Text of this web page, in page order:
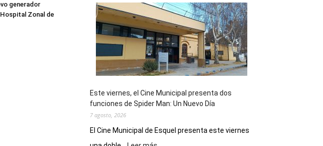
generador
Zonal de
su
potencial
como
destino
de
reuniones
y
deportivos
Este viernes, el Cine Municipal presenta dos
funciones de Spider Man: Un Nuevo Día
7 agosto, 2026
El Cine Municipal de Esquel presenta este viernes